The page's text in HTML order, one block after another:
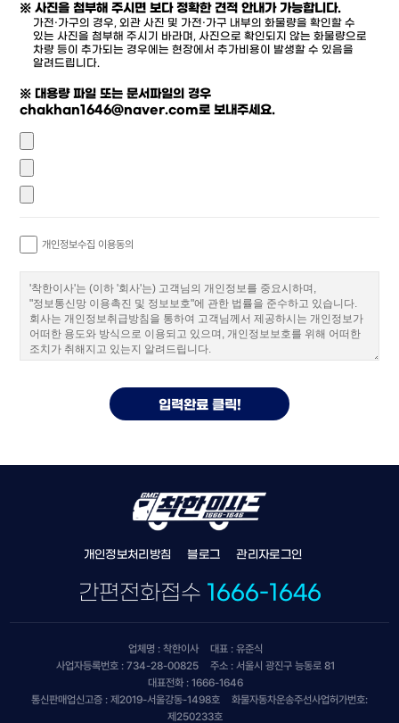
※ 사진을 첨부해 주시면 보다 정확한 견적 안내가 가능합니다.
가전·가구의 경우, 외관 사진 및 가전·가구 내부의 화물량을 확인할 수
있는 사진을 첨부해 주시기 바라며, 사진으로 확인되지 않는 화물량으로
차량 등이 추가되는 경우에는 현장에서 추가비용이 발생할 수 있음을
알려드립니다.
※ 대용량 파일 또는 문서파일의 경우
chakhan1646@naver.com로 보내주세요.
개인정보수집 이용동의
개인정보처리방침 블로그 관리자로그인
간편전화접수 1666-1646
업체명 : 착한이사
대표 : 유준식
사업자등록번호 : 734-28-00825
주소 : 서울시 광진구 능동로 81
대표전화 : 1666-1646
통신판매업신고증 : 제2019-서울강동-1498호
화물자동차운송주선사업허가번호:
제250233호